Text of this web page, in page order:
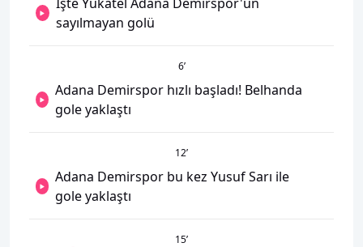
sayılmayan golü
6’
Adana Demirspor hızlı başladı! Belhanda
gole yaklaştı
12’
Adana Demirspor bu kez Yusuf Sarı ile
gole yaklaştı
15’